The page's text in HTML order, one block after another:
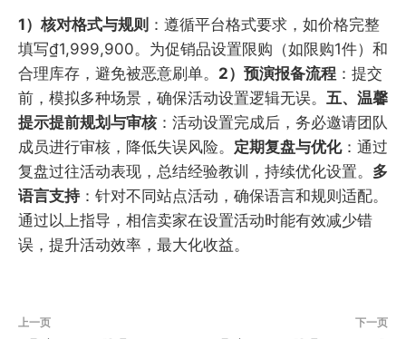
1）核对格式与规则 ：遵循平台格式要求，如价格完整
填写₫1,999,900。为促销品设置限购（如限购1件）和
合理库存，避免被恶意刷单。 2）预演报备流程 ：提交
前，模拟多种场景，确保活动设置逻辑无误。 五、温馨
提示提前规划与审核：活动设置完成后，务必邀请团队
成员进行审核，降低失误风险。 定期复盘与优化：通过
复盘过往活动表现，总结经验教训，持续优化设置。 多
语言支持：针对不同站点活动，确保语言和规则适配。
通过以上指导，相信卖家在设置活动时能有效减少错
误，提升活动效率，最大化收益。
上一页 下一页